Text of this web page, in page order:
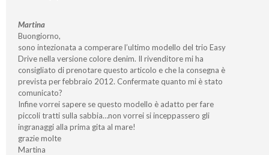
Martina
Buongiorno,
sono intezionata a comperare l’ultimo modello del trio Easy
Drive nella versione colore denim. Il rivenditore mi ha
consigliato di prenotare questo articolo e che la consegna è
prevista per febbraio 2012. Confermate quanto mi è stato
comunicato?
Infine vorrei sapere se questo modello è adatto per fare
piccoli tratti sulla sabbia…non vorrei si inceppassero gli
ingranaggi alla prima gita al mare!
grazie molte
Martina